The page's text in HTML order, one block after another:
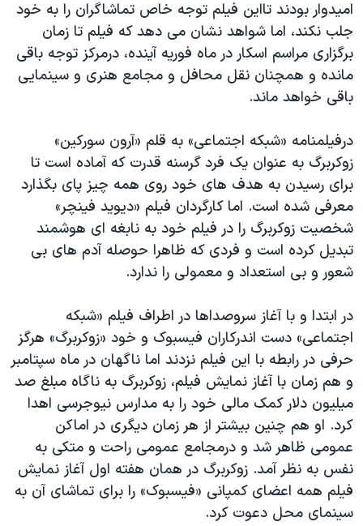
امیدوار بودند تااین فیلم توجه خاص تماشاگران را به خود
جلب نکند، اما شواهد نشان می دهد که فیلم تا زمان
برگزاری مراسم اسکار در ماه فوریه آینده، درمرکز توجه باقی
مانده و همچنان نقل محافل و مجامع هنری و سینمایی
باقی خواهد ماند.
درفیلمنامه «شبکه اجتماعی» به قلم «آرون سورکین»
زوکربرگ به عنوان یک فرد گرسنه قدرت که آماده است تا
برای رسیدن به هدف های خود روی همه چیز پای بگذارد
معرفی شده است. اما کارگردان فیلم «دیوید فینچر»
شخصیت زوکربرگ را در فیلم خود به نابغه ای هوشمند
تبدیل کرده است و فردی که ظاهرا حوصله آدم های بی
شعور و بی استعداد و معمولی را ندارد.
در ابتدا و با آغاز سروصداها در اطراف فیلم «شبکه
اجتماعی» دست اندرکاران فیسبوک و خود «زوکربرگ» هرگز
حرفی در رابطه با این فیلم نزدند اما ناگهان در ماه سپتامبر
و هم زمان با آغاز نمایش فیلم، زوکربرگ به ناگاه مبلغ صد
میلیون دلار کمک مالی خود را به مدارس نیوجرسی اهدا
کرد. او هم چنین بیشتر از هر زمان دیگری در اماکن
عمومی ظاهر شد و درمجامع عمومی راحت و متکی به
نفس به نظر آمد. زوکربرگ در همان هفته اول آغاز نمایش
فیلم همه اعضای کمپانی «فیسبوک» را برای تماشای آن به
سینمای محل دعوت کرد.